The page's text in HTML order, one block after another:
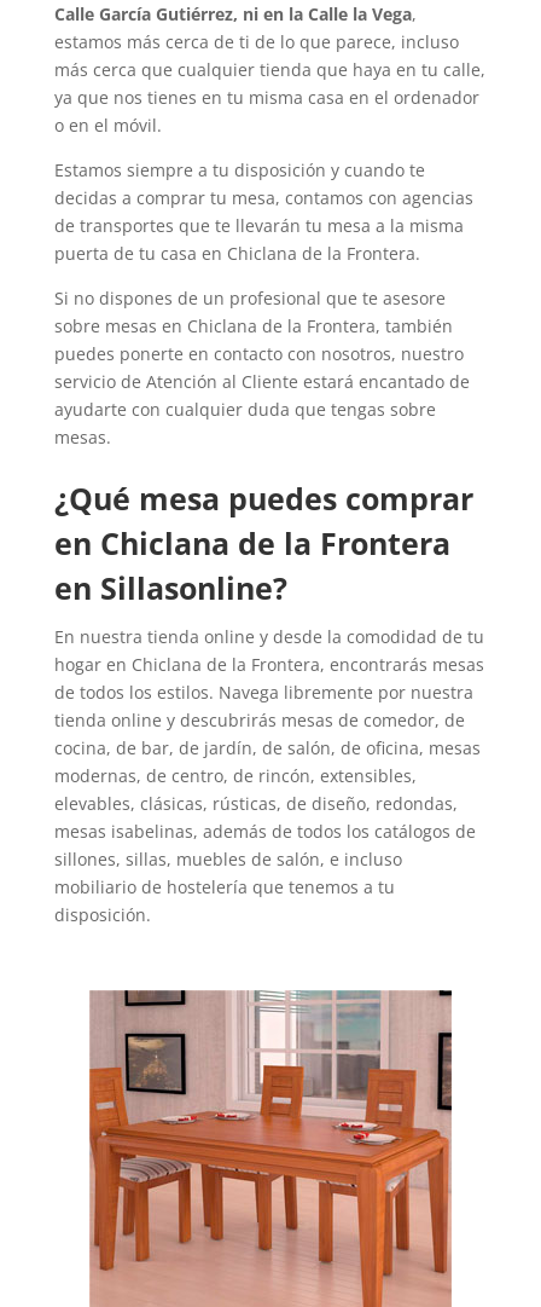
Calle García Gutiérrez, ni en la Calle la Vega,
estamos más cerca de ti de lo que parece, incluso
más cerca que cualquier tienda que haya en tu calle,
ya que nos tienes en tu misma casa en el ordenador
o en el móvil.
Estamos siempre a tu disposición y cuando te
decidas a comprar tu mesa, contamos con agencias
de transportes que te llevarán tu mesa a la misma
puerta de tu casa en Chiclana de la Frontera.
Si no dispones de un profesional que te asesore
sobre mesas en Chiclana de la Frontera, también
puedes ponerte en contacto con nosotros, nuestro
servicio de Atención al Cliente estará encantado de
ayudarte con cualquier duda que tengas sobre
mesas.
¿Qué mesa puedes comprar
en Chiclana de la Frontera
en Sillasonline?
En nuestra tienda online y desde la comodidad de tu
hogar en Chiclana de la Frontera, encontrarás mesas
de todos los estilos. Navega libremente por nuestra
tienda online y descubrirás mesas de comedor, de
cocina, de bar, de jardín, de salón, de oficina, mesas
modernas, de centro, de rincón, extensibles,
elevables, clásicas, rústicas, de diseño, redondas,
mesas isabelinas, además de todos los catálogos de
sillones, sillas, muebles de salón, e incluso
mobiliario de hostelería que tenemos a tu
disposición.